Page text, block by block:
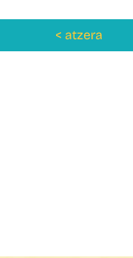
< atzera